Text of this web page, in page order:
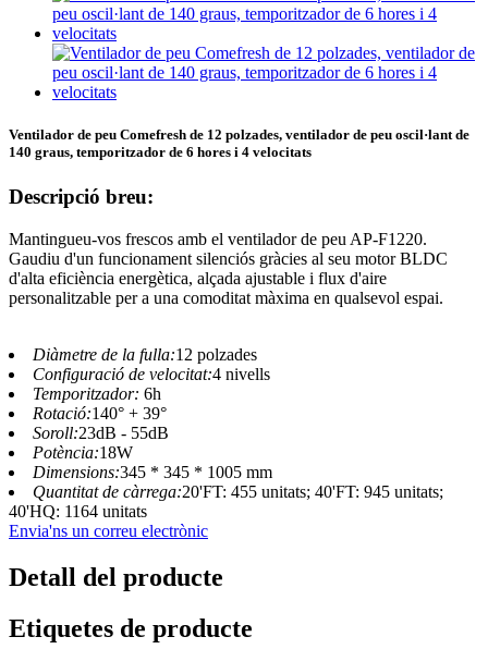
Ventilador de peu Comefresh de 12 polzades, ventilador de peu oscil·lant de
140 graus, temporitzador de 6 hores i 4 velocitats
Descripció breu:
Mantingueu-vos frescos amb el ventilador de peu AP-F1220.
Gaudiu d'un funcionament silenciós gràcies al seu motor BLDC
d'alta eficiència energètica, alçada ajustable i flux d'aire
personalitzable per a una comoditat màxima en qualsevol espai.
Diàmetre de la fulla:12 polzades
Configuració de velocitat:4 nivells
Temporitzador: 6h
Rotació:140° + 39°
Soroll:23dB - 55dB
Potència:18W
Dimensions:345 * 345 * 1005 mm
Quantitat de càrrega:20'FT: 455 unitats; 40'FT: 945 unitats;
40'HQ: 1164 unitats
Envia'ns un correu electrònic
Detall del producte
Etiquetes de producte